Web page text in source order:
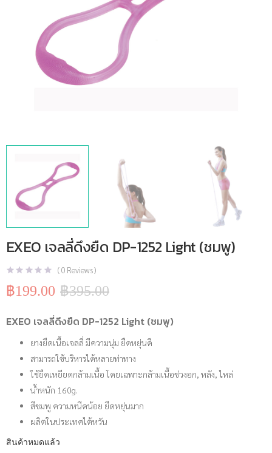
EXEO เจลลี่ดึงยืด DP-1252 Light (ชมพู)
(0 Reviews )
฿395.00
Original
฿395.00.
฿199.00
Current
฿199.00.
EXEO เจลลี่ดึงยืด DP-1252 Light (ชมพู)
ยางยืดเนื้อเจลลี่ มีความนุ่ม ยืดหยุ่นดี
สามารถใช้บริหารได้หลายท่าทาง
ใช้ยืดเหยียดกล้ามเนื้อ โดยเฉพาะกล้ามเนื้อช่วงอก, หลัง, ไหล่
น้ำหนัก 160g.
สีชมพู ความหนืดน้อย ยืดหยุ่นมาก
ผลิตในประเทศไต้หวัน
สินค้าหมดแล้ว